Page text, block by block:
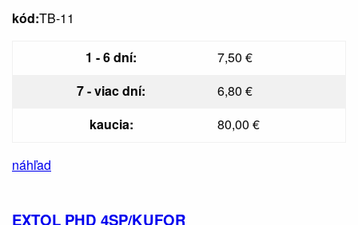
kód:TB-11
1 - 6 dní:
7,50 €
7 - viac dní:
6,80 €
kaucia:
80,00 €
náhľad
EXTOL PHD 4SP/KUFOR